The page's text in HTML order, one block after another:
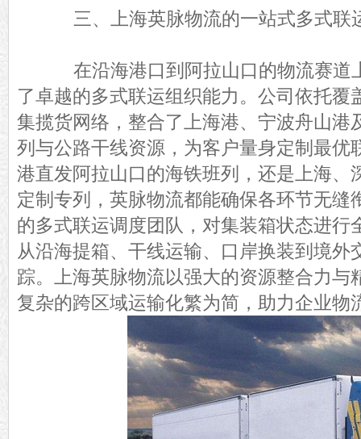
三、上海英脉物流的一站式多式联
在沿海港口到阿拉山口的物流赛道
了卓越的多式联运组织能力。公司依托覆
集揽货网络，整合了上海港、宁波舟山港
列与公路干线资源，为客户量身定制最优
港直发阿拉山口的海铁班列，还是上海、
定制专列，英脉物流都能确保各环节无缝
的多式联运调度团队，对集装箱状态进行
从沿海提箱、干线运输、口岸换装到境外
踪。上海英脉物流以强大的资源整合力与
复杂的跨区域运输化繁为简，助力企业物